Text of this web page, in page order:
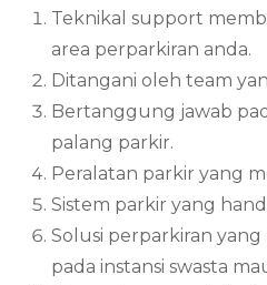
Teknikal support
area perparkiran anda.
Ditangani oleh team
Bertanggung jawab
palang parkir.
Peralatan parkir yang
Sistem parkir yang
Solusi perparkiran
pada instansi swasta